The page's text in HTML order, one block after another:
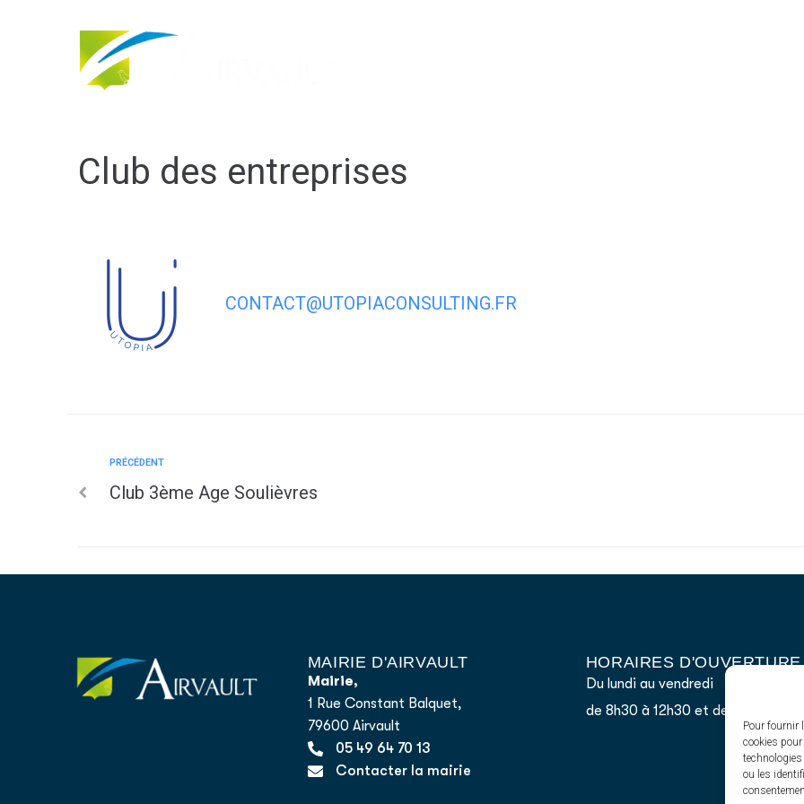
Pour fournir
cookies
ou les
Club des entreprises
CONTACT@UTOPIACONSULTING.FR
PRÉCÉDENT
Club 3ème Age Soulièvres
MAIRIE D'AIRVAULT
Mairie,
1 Rue Constant Balquet,
79600 Airvault
05 49 64 70 13
Contacter la mairie
HORAIRES D'OUVERTURE
Du lundi au vendredi
de 8h30 à 12h30 et de 13h45 à